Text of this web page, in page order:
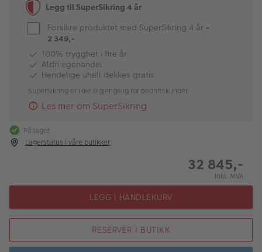
Inspirasjon
Butikkoversikt
Legg til SuperSikring 4 år
Forsikre produktet med SuperSikring 4 år -
2 349,-
100% trygghet i fire år
Aldri egenandel
Hendelige uhell dekkes gratis
SuperSikring er ikke tilgjengelig for bedriftskunder.
Les mer om SuperSikring
På lager
Lagerstatus i våre butikker
32 845,-
Inkl. MVA
LEGG I HANDLEKURV
RESERVER I BUTIKK